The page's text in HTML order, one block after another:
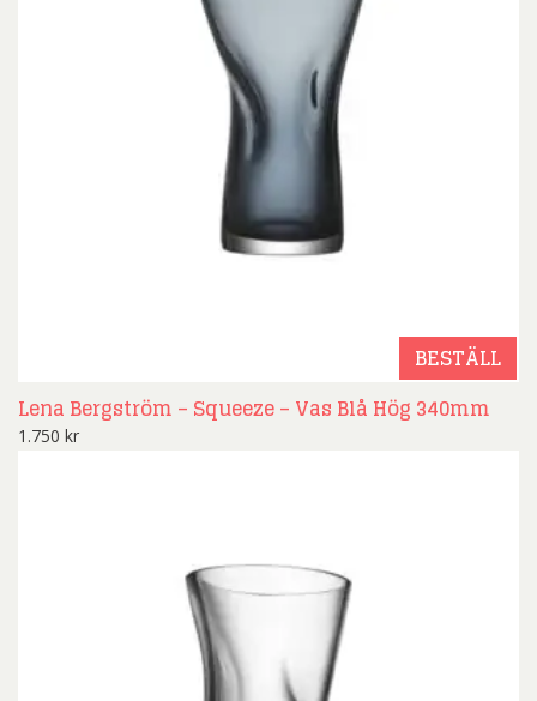
BESTÄLL
Lena Bergström – Squeeze – Vas Blå Hög 340mm
1.750 kr